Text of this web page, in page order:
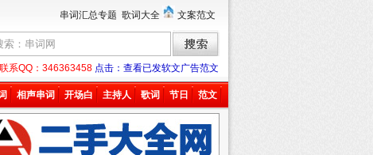
串词汇总专题 歌词大全 文案范文
系QQ：346363458 点击：查看已发软文广告范文
相声串词 开场白 主持人 歌词 节日 范文